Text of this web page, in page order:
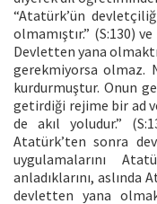
“Atatürk’ün
olmamıştır.” (S:130)
Devletten yana
gerekmiyorsa olmaz.
kurdurmuştur. Onun
getirdiği rejime bir ad
de akıl yoludur.”
Atatürk’ten sonra
uygulamalarını
anladıklarını, aslında
devletten yana